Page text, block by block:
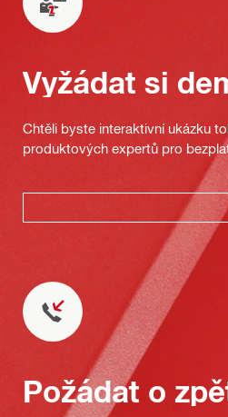
Vyžádat si
Chtěli byste interaktivní ukázku
produktových expertů pro
Požádat o